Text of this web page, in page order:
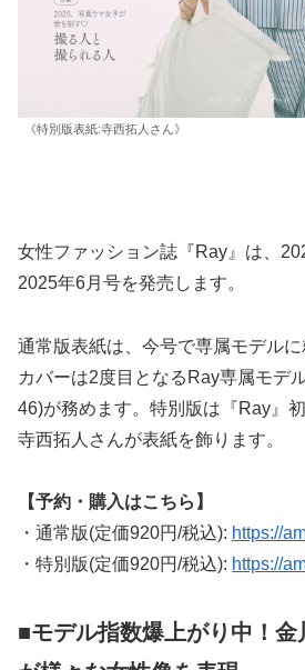
《特別版表紙:寺西拓人さん》
女性ファッション誌『Ray』は、
2025年6月号を発売します。
通常版表紙は、今号で専属モデル
カバーは2度目となるRay専属モデ
46)が務めます。特別版は『Ray』
寺西拓人さんが表紙を飾ります。
【予約・購入はこちら】
・通常版(定価920円/税込): https://
・特別版(定価920円/税込): https://
■モデル指数爆上がり中！金